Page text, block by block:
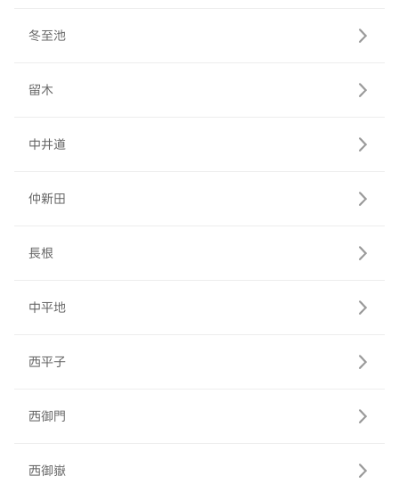
冬至池
留木
中井道
仲新田
長根
中平地
西平子
西御門
西御嶽